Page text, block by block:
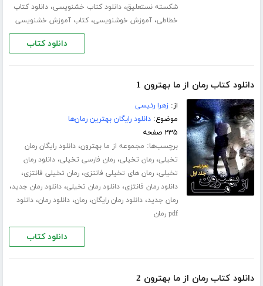
شکسته نستعلیق،دانلود کتاب خشنویسی،دانلود کتاب
خطاطی،آموزش خوشنویسی،کتاب آموزش خشنویسی
دانلود کتاب
دانلود کتاب رمان از ما بهترون 1
از:زهرا رئیسی
موضوع:دانلود رایگان بهترین رمان‌ها
۲۳۵ صفحه
برچسب‌ها: مجموعه از ما بهترون،دانلود رایگان رمان
تخیلی،رمان تخیلی،رمان فارسی تخیلی،دانلود رمان
تخیلی،رمان های تخیلی فانتزی،رمان تخیلی فانتزی،
دانلود رمان فانتزی،دانلود رمان تخیلی،دانلود رمان جدید،
رمان جدید،دانلود رمان رایگان،رمان،دانلود رمان،دانلود
pdf رمان
دانلود کتاب
دانلود کتاب رمان از ما بهترون 2